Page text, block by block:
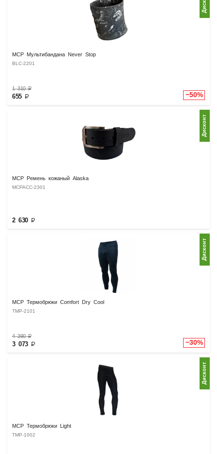
MCP Мультибандана Never Stop
BLC-2201
1 310₽
655 ₽ −50%
MCP Ремень кожаный Alaska
MCPACC-2301
2 630 ₽
Дисконт
MCP Термобрюки Comfort Dry Cool
TMP-2101
4 390₽
3 073 ₽ −30%
Дисконт
MCP Термобрюки Light
TMP-1002
Дисконт